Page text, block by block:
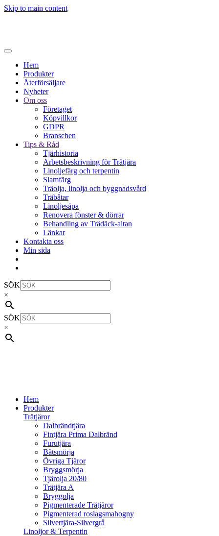
Skip to main content
Hem
Produkter
Återförsäljare
Nyheter
Om oss
Företaget
Köpvillkor
GDPR
Branschen
Tips & Råd
Tjärhistoria
Arbetsbeskrivning för Trätjära
Linoljefärg och terpentin
Slamfärg
Träolja, linolja och byggnadsvård
Träbåtar
Linoljesåpa
Renovera fönster & dörrar
Behandling av Trädäck-altan
Länkar
Kontakta oss
Min sida
SÖK
×
SÖK
×
Hem
Produkter
Trätjäror
Dalbrändtjära
Fintjära Prima Dalbränd
Furutjära
Båtsmörja
Övriga Tjäror
Bryggsmörja
Tjärolja 20/80
Trätjära A
Bryggolja
Pigmenterade Trätjäror
Pigmenterad roslagsmahogny
Silvertjära-Silvergrå
Linoljor & Terpentin